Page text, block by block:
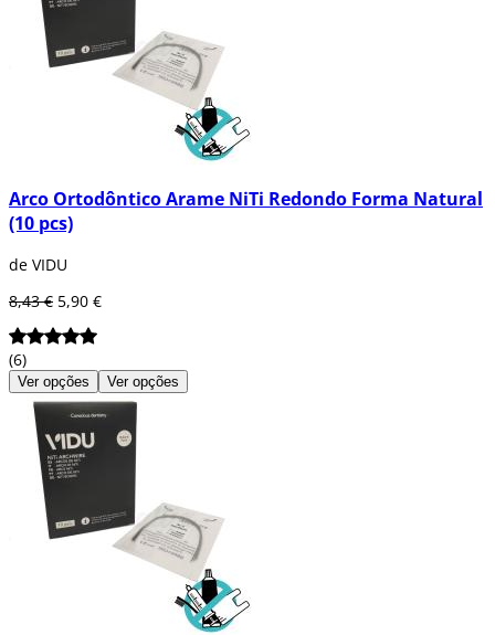
Arco Ortodôntico Arame NiTi Redondo Forma Natural
(10 pcs)
de VIDU
8,43 € 5,90 €
(6)
Ver opções Ver opções